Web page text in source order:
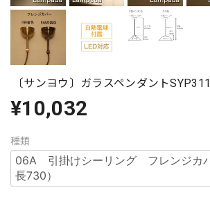
〔サンヨウ〕ガラスペンダントSYP311
¥10,032
種類